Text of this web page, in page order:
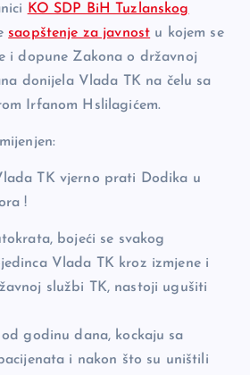
KO SDP BiH Tuzlanskog
saopštenje za javnost u kojem se
i dopune Zakona o državnoj
donijela Vlada TK na čelu sa
Irfanom Hslilagićem.
TK vjerno prati Dodika u
!
bojeći se svakog
Vlada TK kroz izmjene i
službi TK, nastoji ugušiti
godinu dana, kockaju sa
i nakon što su uništili